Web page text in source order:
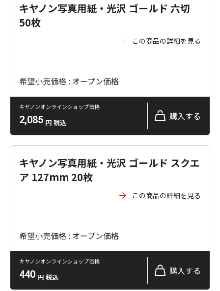
キヤノン写真用紙・光沢 ゴールド 六切
50枚
この商品の詳細を見る
希望小売価格 : オープン価格
キヤノンオンラインショップ価格
2,085 円 税込
購入する
キヤノン写真用紙・光沢 ゴールド スクエ
ア 127mm 20枚
この商品の詳細を見る
希望小売価格 : オープン価格
キヤノンオンラインショップ価格
440 円 税込
購入する